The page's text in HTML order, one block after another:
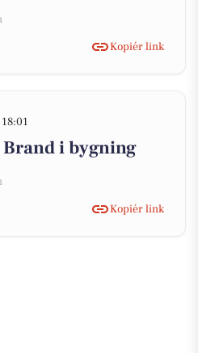
Kopiér link
i bygning
Kopiér link